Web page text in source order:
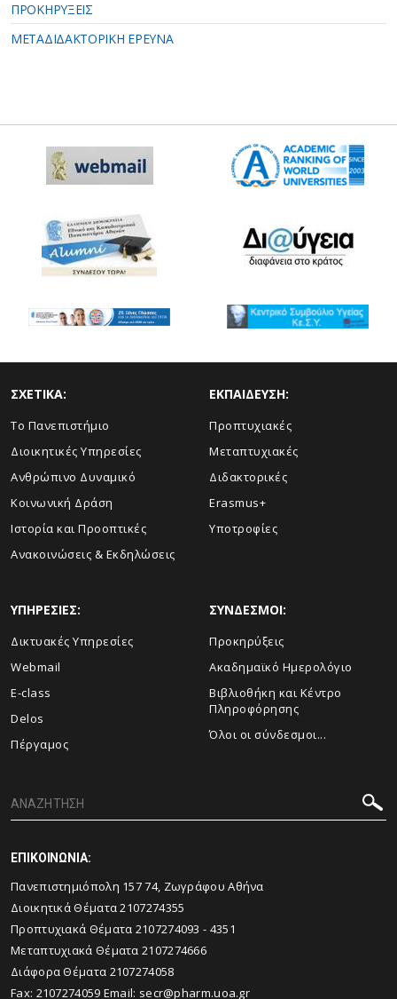
ΠΡΟΚΗΡΥΞΕΙΣ
ΜΕΤΑΔΙΔΑΚΤΟΡΙΚΗ ΕΡΕΥΝΑ
ΣΧΕΤΙΚΑ:
Το Πανεπιστήμιο
Διοικητικές Υπηρεσίες
Ανθρώπινο Δυναμικό
Κοινωνική Δράση
Ιστορία και Προοπτικές
Aνακοινώσεις & Εκδηλώσεις
ΕΚΠΑΙΔΕΥΣΗ:
Προπτυχιακές
Μεταπτυχιακές
Διδακτορικές
Erasmus+
Υποτροφίες
ΥΠΗΡΕΣΙΕΣ:
Δικτυακές Υπηρεσίες
Webmail
E-class
Delos
Πέργαμος
ΣΥΝΔΕΣΜΟΙ:
Προκηρύξεις
Ακαδημαϊκό Ημερολόγιο
Βιβλιοθήκη και Κέντρο
Πληροφόρησης
Όλοι οι σύνδεσμοι...
ΕΠΙΚΟΙΝΩΝΙΑ:
Πανεπιστημιόπολη 157 74, Ζωγράφου Αθήνα
Διοικητικά Θέματα 2107274355
Προπτυχιακά Θέματα 2107274093 - 4351
Μεταπτυχιακά Θέματα 2107274666
Διάφορα Θέματα 2107274058
Fax: 2107274059 Email: secr@pharm.uoa.gr